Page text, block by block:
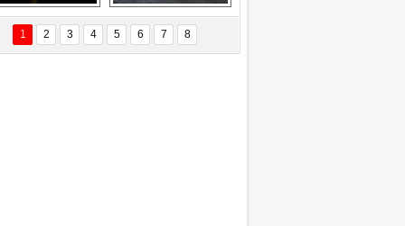
ÖZYANIK
Değişti?
Delta uçağına
yıldırım çarptı
Ford Focus RS
(2015)
1 2 3 4 5 6 7 8